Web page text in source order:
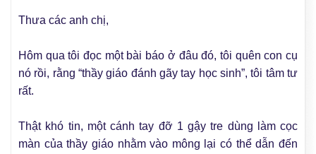
Thưa các anh chị,
Hôm qua tôi đọc một bài báo ở đâu đó, tôi quên con cụ
nó rồi, rằng “thầy giáo đánh gãy tay học sinh”, tôi tâm tư
rất.
Thật khó tin, một cánh tay đỡ 1 gậy tre dùng làm cọc
màn của thầy giáo nhằm vào mông lại có thể dẫn đến